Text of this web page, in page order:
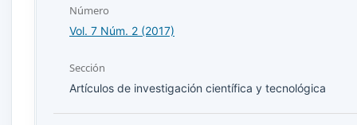
Número
Vol. 7 Núm. 2 (2017)
Sección
Artículos de investigación científica y tecnológica